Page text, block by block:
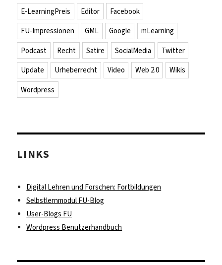
E-LearningPreis
Editor
Facebook
FU-Impressionen
GML Google
mLearning
Podcast
Recht Satire SocialMedia
Twitter
Update
Urheberrecht Video Web 2.0
Wikis
Wordpress
LINKS
Digital Lehren und Forschen: Fortbildungen
Selbstlernmodul FU-Blog
User-Blogs FU
Wordpress Benutzerhandbuch